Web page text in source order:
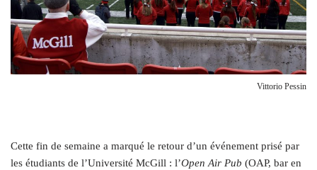
Vittorio Pessin
Cette fin de semaine a marqué le retour d’un événement prisé par
les étudiants de l’Université McGill : l’Open Air Pub (OAP, bar en